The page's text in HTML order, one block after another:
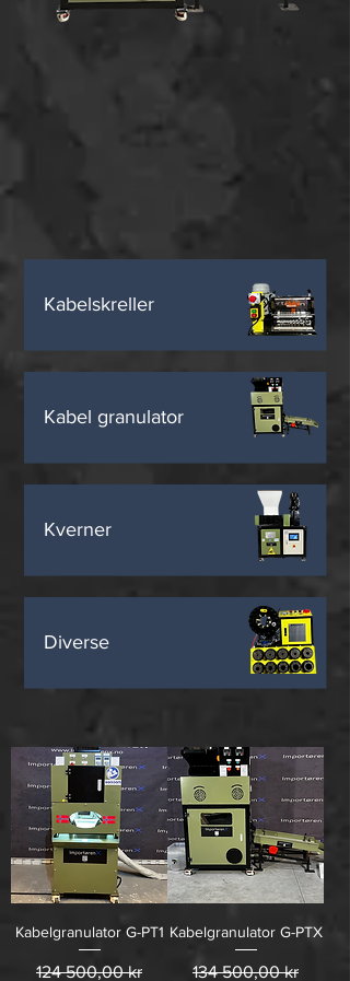
Kjøper du kabelgranulator
Kabelskreller
Kabel granulator
Kverner
Diverse
Kabelgranulator G-PT1
Vanlig pris
124 500,00 kr
Salgspris
Kabelgranulator G-PTX
Vanlig pris
134 500,00 kr
Salgspris